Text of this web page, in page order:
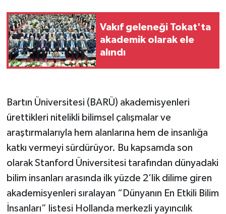
Vakıf geleneği Tokat'ta
akademik olarak ele
alındı
Bartın Üniversitesi (BARÜ) akademisyenleri
ürettikleri nitelikli bilimsel çalışmalar ve
araştırmalarıyla hem alanlarına hem de insanlığa
katkı vermeyi sürdürüyor. Bu kapsamda son
olarak Stanford Üniversitesi tarafından dünyadaki
bilim insanları arasında ilk yüzde 2’lik dilime giren
akademisyenleri sıralayan “Dünyanın En Etkili Bilim
İnsanları” listesi Hollanda merkezli yayıncılık